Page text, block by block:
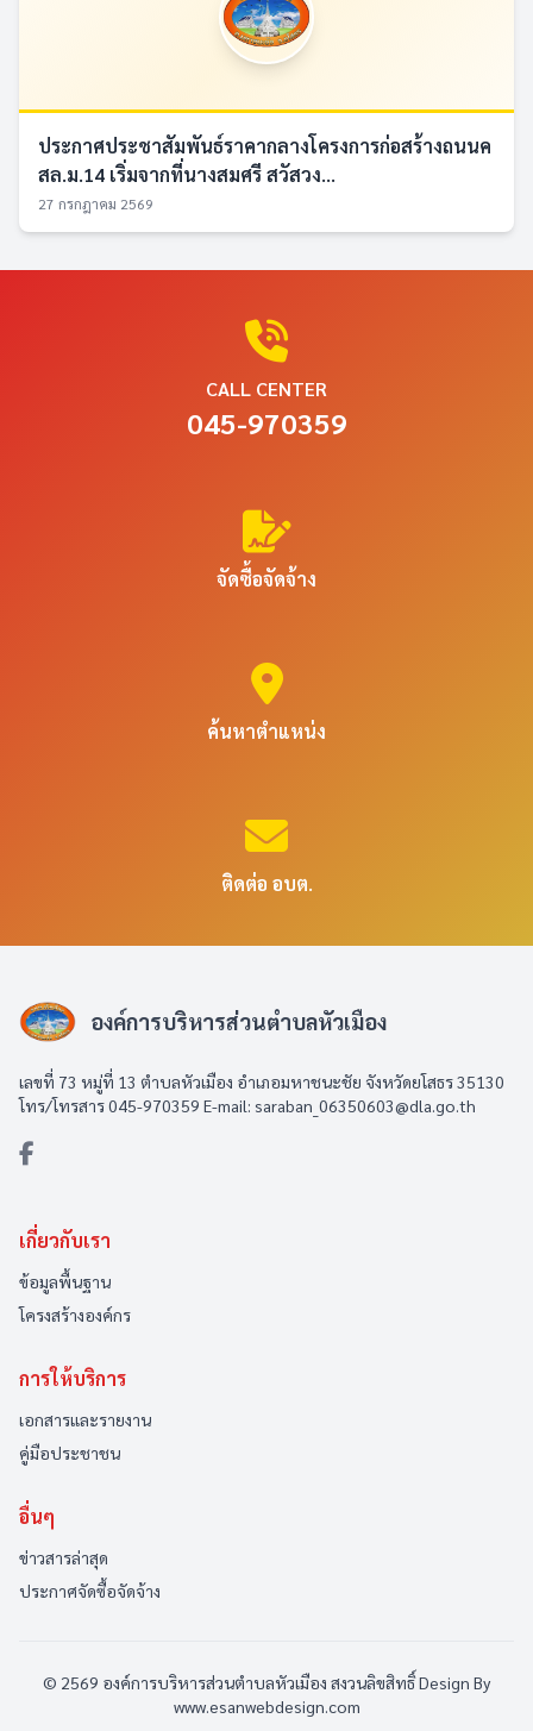
ประกาศประชาสัมพันธ์ราคากลางโครงการก่อสร้างถนนค
สล.ม.14 เริ่มจากที่นางสมศรี สวัสวง...
27 กรกฎาคม 2569
CALL CENTER
045-970359
จัดซื้อจัดจ้าง
ค้นหาตำแหน่ง
ติดต่อ อบต.
องค์การบริหารส่วนตำบลหัวเมือง
เลขที่ 73 หมู่ที่ 13 ตำบลหัวเมือง อำเภอมหาชนะชัย จังหวัดยโสธร 35130
โทร/โทรสาร 045-970359 E-mail: saraban_06350603@dla.go.th
เกี่ยวกับเรา
ข้อมูลพื้นฐาน
โครงสร้างองค์กร
การให้บริการ
เอกสารและรายงาน
คู่มือประชาชน
อื่นๆ
ข่าวสารล่าสุด
ประกาศจัดซื้อจัดจ้าง
© 2569 องค์การบริหารส่วนตำบลหัวเมือง สงวนลิขสิทธิ์Design By
www.esanwebdesign.com